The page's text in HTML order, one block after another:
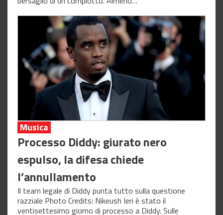
Musica
Processo Diddy: giurato nero
espulso, la difesa chiede
l’annullamento
Il team legale di Diddy punta tutto sulla questione
razziale Photo Credits: Nikeush Ieri è stato il
ventisettesimo giorno di processo a Diddy. Sulle